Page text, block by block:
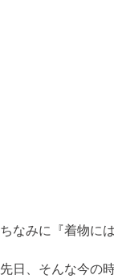
ちなみに『着物に
先日、そんな今の